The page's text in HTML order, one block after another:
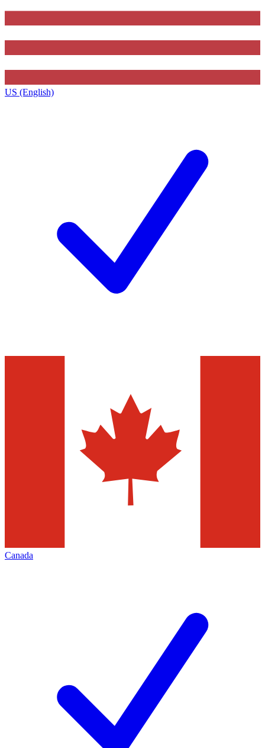
US (English)
Canada